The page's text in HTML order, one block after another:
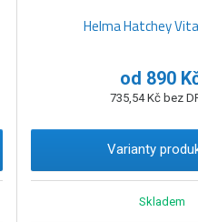
Helma Hatchey
od 890
735,54 Kč bez
Varianty
Skladem